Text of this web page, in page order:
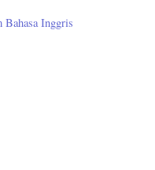
Bahasa Inggris